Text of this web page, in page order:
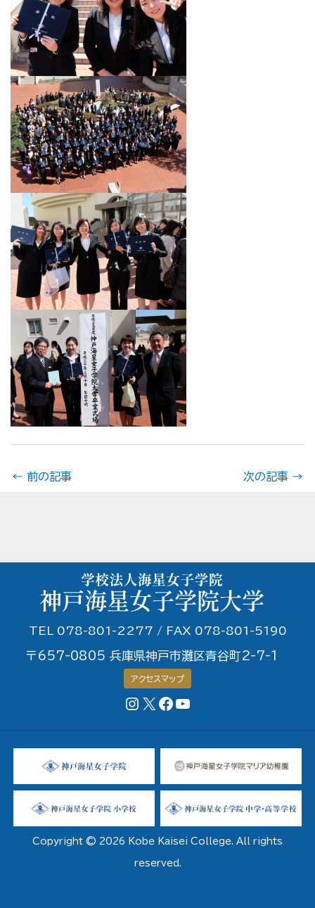
← 前の記事 次の記事 →
TEL 078-801-2277 / FAX 078-801-5190
〒657-0805 兵庫県神戸市灘区青谷町2-7-1
アクセスマップ
Instagram
X FacebookページYouTubeチャンネル
Copyright © 2026 Kobe Kaisei College. All rights
reserved.